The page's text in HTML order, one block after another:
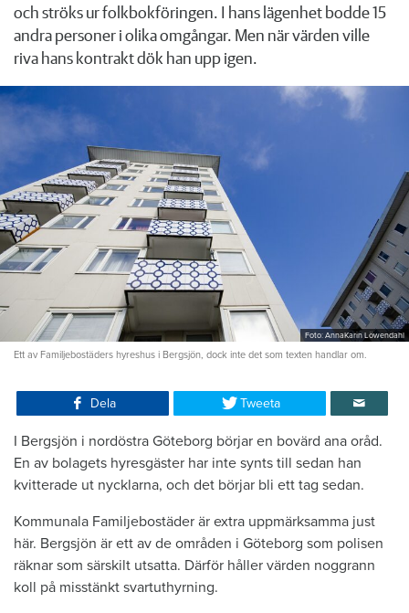
och ströks ur folkbokföringen. I hans lägenhet bodde 15
andra personer i olika omgångar. Men när värden ville
riva hans kontrakt dök han upp igen.
Foto: AnnaKarin Löwendahl
Ett av Familjebostäders hyreshus i Bergsjön, dock inte det som texten handlar om.
Dela Tweeta
I Bergsjön i nordöstra Göteborg börjar en bovärd ana oråd.
En av bolagets hyresgäster har inte synts till sedan han
kvitterade ut nycklarna, och det börjar bli ett tag sedan.
Kommunala Familjebostäder är extra uppmärksamma just
här. Bergsjön är ett av de områden i Göteborg som polisen
räknar som särskilt utsatta. Därför håller värden noggrann
koll på misstänkt svartuthyrning.